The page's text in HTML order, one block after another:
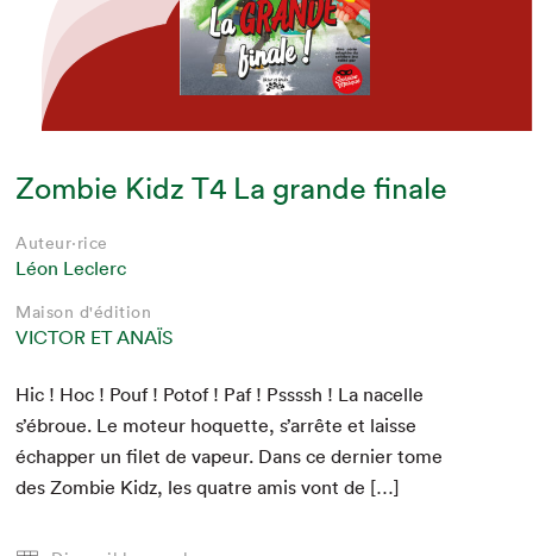
Zombie Kidz T4 La grande finale
Auteur·rice
Léon Leclerc
Maison d'édition
VICTOR ET ANAÏS
Hic ! Hoc ! Pouf ! Potof ! Paf ! Pssssh ! La nacelle
s’ébroue. Le moteur hoquette, s’arrête et laisse
échap­per un filet de vapeur. Dans ce dernier tome
des Zom­bie Kidz, les qua­tre amis vont de […]